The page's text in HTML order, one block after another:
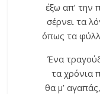
έξω απ’ την
σέρνει τα
όπως τα
Ένα
τα χρόνια
θα μ’